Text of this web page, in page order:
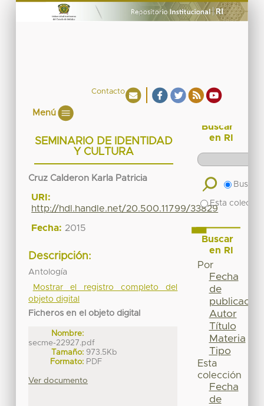
Contacto
Menú
SEMINARIO DE IDENTIDAD
Y CULTURA
Cruz Calderon Karla Patricia
URI:
http://hdl.handle.net/20.500.11799/33829
Fecha: 2015
Descripción:
Antología
Mostrar el registro completo del
objeto digital
Ficheros en el objeto digital
Nombre:
secme-22927.pdf
Tamaño: 973.5Kb
Formato: PDF
Ver documento
Buscar
en RI
Buscar
Esta
Buscar
en RI
Por
Fecha
de
publicación
Autor
Título
Materia
Tipo
Esta
colección
Fecha
de